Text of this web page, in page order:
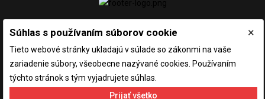
Súhlas s používaním súborov cookie ×
Tieto webové stránky ukladajú v súlade so zákonmi na vaše
zariadenie súbory, všeobecne nazývané cookies. Používaním
týchto stránok s tým vyjadrujete súhlas.
Prijať všetko